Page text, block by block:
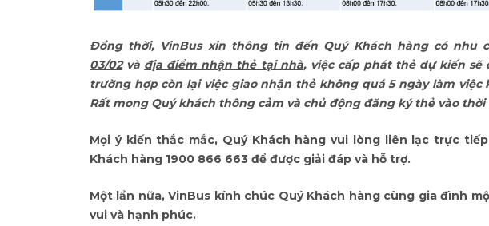
Đồng thời, VinBus xin thông tin đến Quý Khách hàng có nhu
03/02và địa điểm nhận thẻ tại nhà, việc cấp phát thẻ dự kiến
trường hợp còn lại việc giao nhận thẻ không quá 5 ngày làm
Rất mong Quý khách thông cảm và chủ động đăng ký thẻ vào
Mọi ý kiến thắc mắc, Quý Khách hàng vui lòng liên lạc trực
Khách hàng 1900 866 663 để được giải đáp và hỗ trợ.
Một lần nữa, VinBus kính chúc Quý Khách hàng cùng gia đình
vui và hạnh phúc.